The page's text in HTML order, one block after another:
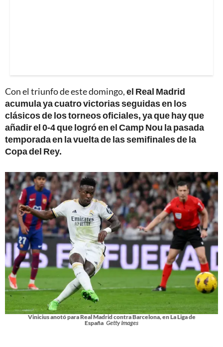
Con el triunfo de este domingo,el Real Madrid
acumula ya cuatro victorias seguidas en los
clásicos de los torneos oficiales, ya que hay que
añadir el 0-4 que logró en el Camp Nou la pasada
temporada en la vuelta de las semifinales de la
Copa del Rey.
Vinicius anotó para Real Madrid contra Barcelona, en La Liga de
España Getty Images